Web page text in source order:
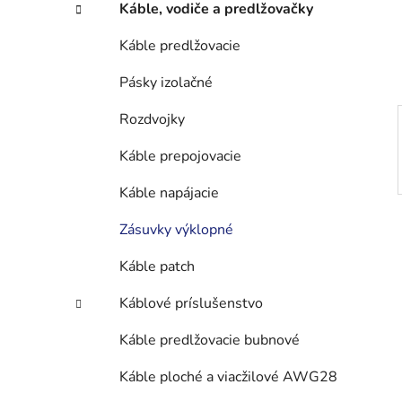
e
Káble, vodiče a predlžovačky
Káble predlžovacie
Pásky izolačné
Rozdvojky
Káble prepojovacie
Káble napájacie
Zásuvky výklopné
Káble patch
Káblové príslušenstvo
Káble predlžovacie bubnové
Káble ploché a viacžilové AWG28